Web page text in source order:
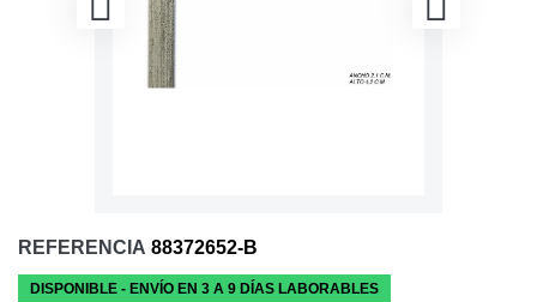
REFERENCIA 88372652-B
DISPONIBLE - ENVÍO EN 3 A 9 DÍAS LABORABLES